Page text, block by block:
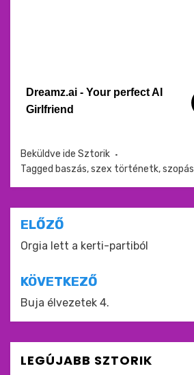
Dreamz.ai - Your perfect AI
Girlfriend
Beküldve ide Sztorik
Tagged baszás,szex történetk,szopás
Bejegyzés
navigáció
ELŐZŐ
Orgia lett a kerti-partiból
KÖVETKEZŐ
Buja élvezetek 4.
LEGÚJABB SZTORIK